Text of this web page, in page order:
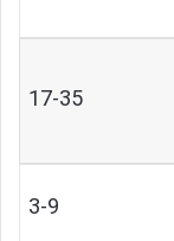
17-35
3-9